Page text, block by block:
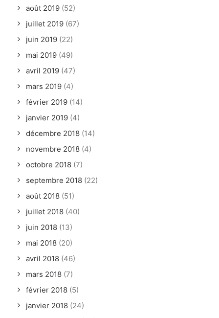
août 2019 (52)
juillet 2019 (67)
juin 2019 (22)
mai 2019 (49)
avril 2019 (47)
mars 2019 (4)
février 2019 (14)
janvier 2019 (4)
décembre 2018 (14)
novembre 2018 (4)
octobre 2018 (7)
septembre 2018 (22)
août 2018 (51)
juillet 2018 (40)
juin 2018 (13)
mai 2018 (20)
avril 2018 (46)
mars 2018 (7)
février 2018 (5)
janvier 2018 (24)